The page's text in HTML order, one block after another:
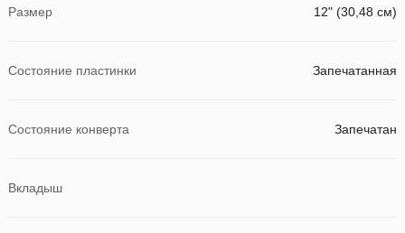
Размер 12" (30,48 см)
Состояние пластинки Запечатанная
Состояние конверта Запечатан
Вкладыш